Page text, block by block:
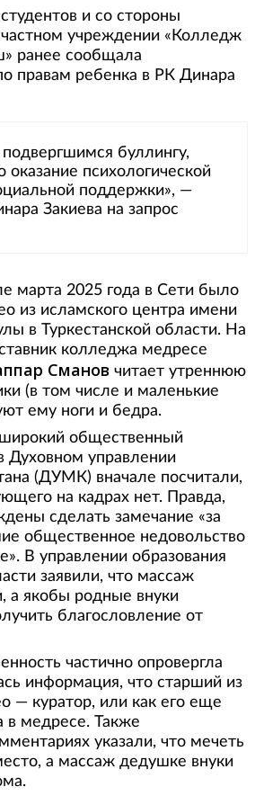
и со стороны
учреждении «Колледж
ранее сообщала
правам ребенка в РК Динара
буллингу,
оказание психологической
поддержки», —
Закиева на запрос
марта 2025 года в Сети было
из исламского центра имени
в Туркестанской области. На
колледжа медресе
Сманов читает утреннюю
(в том числе и маленькие
ему ноги и бедра.
общественный
Духовном управлении
(ДУМК) вначале посчитали,
на кадрах нет. Правда,
сделать замечание «за
общественное недовольство
В управлении образования
заявили, что массаж
а якобы родные внуки
благословление от
частично опровергла
информация, что старший из
— куратор, или как его еще
в медресе. Также
указали, что мечеть
а массаж дедушке внуки